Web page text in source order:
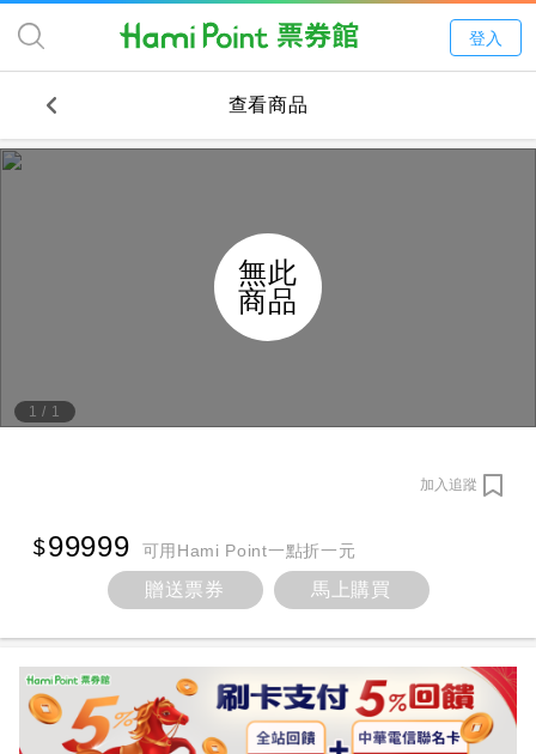
登入
查看商品
1 / 1
無此
商品
加入追蹤
99999 可用Hami Point一點折一元
贈送票券 馬上購買